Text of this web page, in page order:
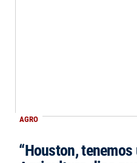
AGRO
“Houston,